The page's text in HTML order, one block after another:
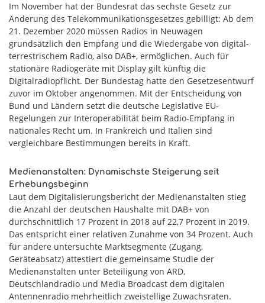
Im November hat der Bundesrat das sechste Gesetz zur
Änderung des Telekommunikationsgesetzes gebilligt: Ab dem
21. Dezember 2020 müssen Radios in Neuwagen
grundsätzlich den Empfang und die Wiedergabe von digital-
terrestrischem Radio, also DAB+, ermöglichen. Auch für
stationäre Radiogeräte mit Display gilt künftig die
Digitalradiopflicht. Der Bundestag hatte den Gesetzesentwurf
zuvor im Oktober angenommen. Mit der Entscheidung von
Bund und Ländern setzt die deutsche Legislative EU-
Regelungen zur Interoperabilität beim Radio-Empfang in
nationales Recht um. In Frankreich und Italien sind
vergleichbare Bestimmungen bereits in Kraft.
Medienanstalten: Dynamischste Steigerung seit
Erhebungsbeginn
Laut dem Digitalisierungsbericht der Medienanstalten stieg
die Anzahl der deutschen Haushalte mit DAB+ von
durchschnittlich 17 Prozent in 2018 auf 22,7 Prozent in 2019.
Das entspricht einer relativen Zunahme von 34 Prozent. Auch
für andere untersuchte Marktsegmente (Zugang,
Geräteabsatz) attestiert die gemeinsame Studie der
Medienanstalten unter Beteiligung von ARD,
Deutschlandradio und Media Broadcast dem digitalen
Antennenradio mehrheitlich zweistellige Zuwachsraten.